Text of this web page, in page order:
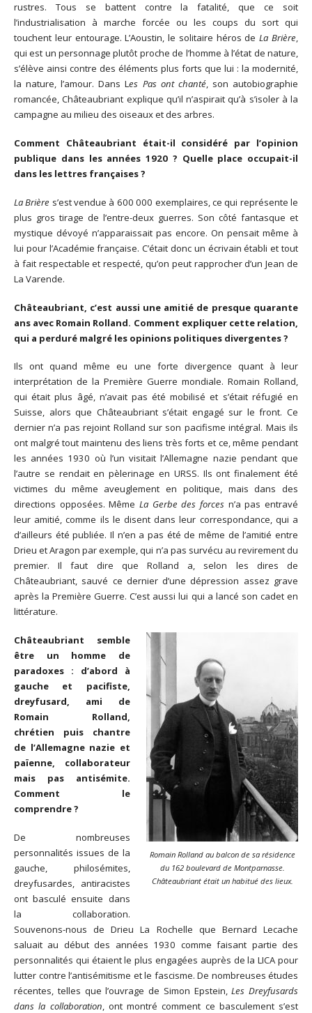
rustres. Tous se battent contre la fatalité, que ce soit
l’industrialisation à marche forcée ou les coups du sort qui
touchent leur entourage. L’Aoustin, le solitaire héros deLa Brière,
qui est un personnage plutôt proche de l’homme à l’état de nature,
s’élève ainsi contre des éléments plus forts que lui : la modernité,
la nature, l’amour. Dans Les Pas ont chanté, son autobiographie
romancée, Châteaubriant explique qu’il n’aspirait qu’à s’isoler à la
campagne au milieu des oiseaux et des arbres.
Comment Châteaubriant était-il considéré par l’opinion
publique dans les années 1920 ? Quelle place occupait-il
dans les lettres françaises ?
La Brière s’est vendue à 600 000 exemplaires, ce qui représente le
plus gros tirage de l’entre-deux guerres. Son côté fantasque et
mystique dévoyé n’apparaissait pas encore. On pensait même à
lui pour l’Académie française. C’était donc un écrivain établi et tout
à fait respectable et respecté, qu’on peut rapprocher d’un Jean de
La Varende.
Châteaubriant, c’est aussi une amitié de presque quarante
ans avec Romain Rolland. Comment expliquer cette relation,
qui a perduré malgré les opinions politiques divergentes ?
Ils ont quand même eu une forte divergence quant à leur
interprétation de la Première Guerre mondiale. Romain Rolland,
qui était plus âgé, n’avait pas été mobilisé et s’était réfugié en
Suisse, alors que Châteaubriant s’était engagé sur le front. Ce
dernier n’a pas rejoint Rolland sur son pacifisme intégral. Mais ils
ont malgré tout maintenu des liens très forts et ce, même pendant
les années 1930 où l’un visitait l’Allemagne nazie pendant que
l’autre se rendait en pèlerinage en URSS. Ils ont finalement été
victimes du même aveuglement en politique, mais dans des
directions opposées. Même La Gerbe des forces n’a pas entravé
leur amitié, comme ils le disent dans leur correspondance, qui a
d’ailleurs été publiée. Il n’en a pas été de même de l’amitié entre
Drieu et Aragon par exemple, qui n’a pas survécu au revirement du
premier. Il faut dire que Rolland a, selon les dires de
Châteaubriant, sauvé ce dernier d’une dépression assez grave
après la Première Guerre. C’est aussi lui qui a lancé son cadet en
littérature.
Romain Rolland au balcon de sa résidence
du 162 boulevard de Montparnasse.
Châteaubriant était un habitué des lieux.
Châteaubriant semble
être un homme de
paradoxes : d’abord à
gauche et pacifiste,
dreyfusard, ami de
Romain Rolland,
chrétien puis chantre
de l’Allemagne nazie et
païenne, collaborateur
mais pas antisémite.
Comment le
comprendre ?
De nombreuses
personnalités issues de la
gauche, philosémites,
dreyfusardes, antiracistes
ont basculé ensuite dans
la collaboration.
Souvenons-nous de Drieu La Rochelle que Bernard Lecache
saluait au début des années 1930 comme faisant partie des
personnalités qui étaient le plus engagées auprès de la LICA pour
lutter contre l’antisémitisme et le fascisme. De nombreuses études
récentes, telles que l’ouvrage de Simon Epstein,Les Dreyfusards
dans la collaboration, ont montré comment ce basculement s’est